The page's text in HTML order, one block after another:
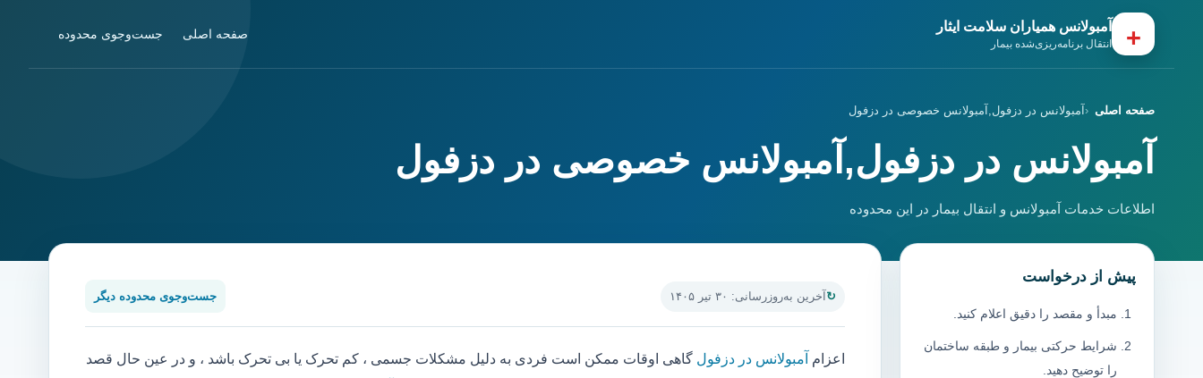
+ آمبولانس همیاران سلامت ایثار
انتقال برنامه‌ریزی‌شده بیمار
صفحه اصلی جست‌وجوی محدوده
صفحه اصلی آمبولانس در دزفول,آمبولانس خصوصی در دزفول
آمبولانس در دزفول,آمبولانس خصوصی در دزفول
اطلاعات خدمات آمبولانس و انتقال بیمار در این محدوده
آخرین به‌روزرسانی: ۳۰ تیر ۱۴۰۵ جست‌وجوی محدوده دیگر
اعزام آمبولانس در دزفول گاهی اوقات ممکن است فردی به دلیل مشکلات جسمی ، کم تحرک یا بی تحرک باشد ، و در عین حال قصد
پیش از درخواست
مبدأ و مقصد را دقیق اعلام کنید.
شرایط حرکتی بیمار و طبقه ساختمان
را توضیح دهید.